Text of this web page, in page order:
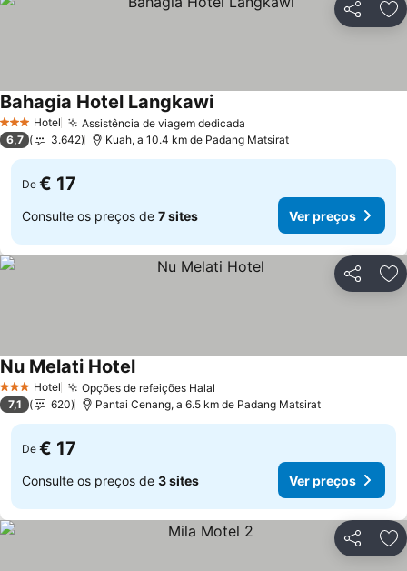
Partilhar
3 EstrelasHotel Assistência de viagem dedicada
Bahagia Hotel Langkawi
6,7 3.642 Kuah, a 10.4 km de Padang Matsirat
De € 17
Consulte os preços de 7 sites Ver preços
Partilhar
3 EstrelasHotel Opções de refeições Halal
Nu Melati Hotel
7,1 620 Pantai Cenang, a 6.5 km de Padang Matsirat
De € 17
Consulte os preços de 3 sites Ver preços
Partilhar